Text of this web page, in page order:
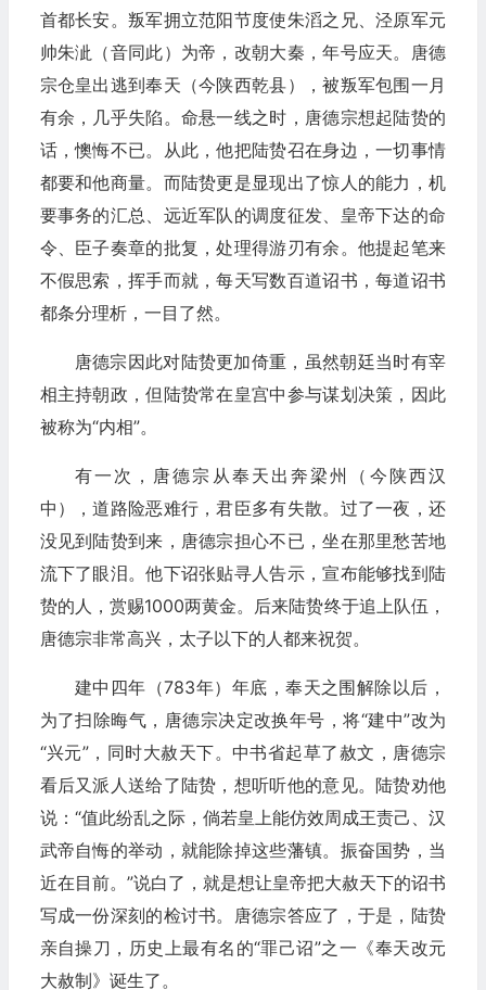
首都长安。叛军拥立范阳节度使朱滔之兄、泾原军元
帅朱泚（音同此）为帝，改朝大秦，年号应天。唐德
宗仓皇出逃到奉天（今陕西乾县），被叛军包围一月
有余，几乎失陷。命悬一线之时，唐德宗想起陆贽的
话，懊悔不已。从此，他把陆贽召在身边，一切事情
都要和他商量。而陆贽更是显现出了惊人的能力，机
要事务的汇总、远近军队的调度征发、皇帝下达的命
令、臣子奏章的批复，处理得游刃有余。他提起笔来
不假思索，挥手而就，每天写数百道诏书，每道诏书
都条分理析，一目了然。
唐德宗因此对陆贽更加倚重，虽然朝廷当时有宰
相主持朝政，但陆贽常在皇宫中参与谋划决策，因此
被称为“内相”。
有一次，唐德宗从奉天出奔梁州（今陕西汉
中），道路险恶难行，君臣多有失散。过了一夜，还
没见到陆贽到来，唐德宗担心不已，坐在那里愁苦地
流下了眼泪。他下诏张贴寻人告示，宣布能够找到陆
贽的人，赏赐1000两黄金。后来陆贽终于追上队伍，
唐德宗非常高兴，太子以下的人都来祝贺。
建中四年（783年）年底，奉天之围解除以后，
为了扫除晦气，唐德宗决定改换年号，将“建中”改为
“兴元”，同时大赦天下。中书省起草了赦文，唐德宗
看后又派人送给了陆贽，想听听他的意见。陆贽劝他
说：“值此纷乱之际，倘若皇上能仿效周成王责己、汉
武帝自悔的举动，就能除掉这些藩镇。振奋国势，当
近在目前。”说白了，就是想让皇帝把大赦天下的诏书
写成一份深刻的检讨书。唐德宗答应了，于是，陆贽
亲自操刀，历史上最有名的“罪己诏”之一《奉天改元
大赦制》诞生了。